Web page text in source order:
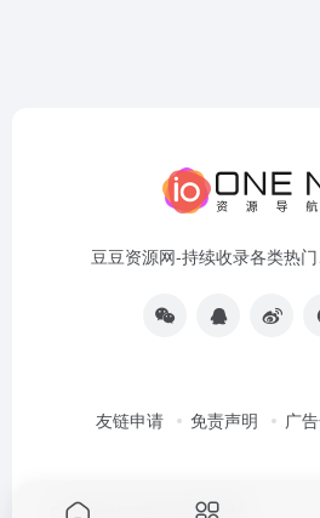
豆豆资源网-持续收录各类热门
友链申请 免责声明 广
Copyright © 2026 豆豆资源网